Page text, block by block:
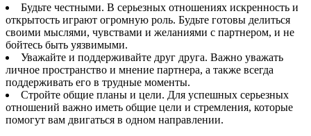
Будьте честными. В серьезных отношениях искренность и
открытость играют огромную роль. Будьте готовы делиться
своими мыслями, чувствами и желаниями с партнером, и не
бойтесь быть уязвимыми.
Уважайте и поддерживайте друг друга. Важно уважать
личное пространство и мнение партнера, а также всегда
поддерживать его в трудные моменты.
Стройте общие планы и цели. Для успешных серьезных
отношений важно иметь общие цели и стремления, которые
помогут вам двигаться в одном направлении.